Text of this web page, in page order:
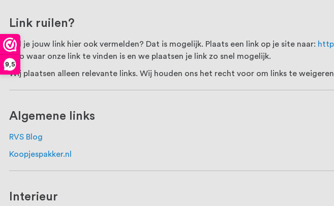
9,5
Link ruilen?
Wil je jouw link hier ook vermelden? Dat is mogelijk. Plaats een link op je site naar:
info waar onze link te vinden is en we plaatsen je link zo snel mogelijk.
Wij plaatsen alleen relevante links. Wij houden ons het recht voor om links te
Algemene links
RVS Blog
Koopjespakker.nl
Interieur